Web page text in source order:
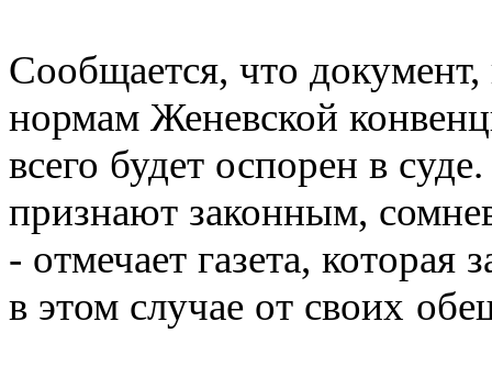
Сообщается, что документ,
нормам Женевской
всего будет оспорен в
признают законным,
- отмечает газета,
в этом случае от своих